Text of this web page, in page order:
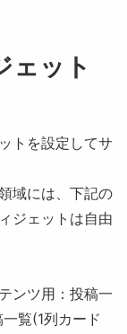
ェット
トを設定してサ
域には、下記の
ジェットは自由
ンツ用：投稿一
覧(1列カード